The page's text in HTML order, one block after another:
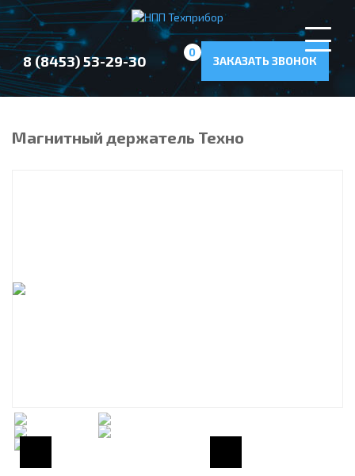
8 (8453) 53-29-30
0
ЗАКАЗАТЬ ЗВОНОК
Магнитный держатель Техно